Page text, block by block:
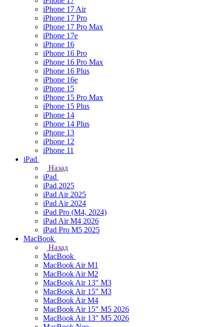
iPhone 17 Air
iPhone 17 Pro
iPhone 17 Pro Max
iPhone 17e
iPhone 16
iPhone 16 Pro
iPhone 16 Pro Max
iPhone 16 Plus
iPhone 16e
iPhone 15
iPhone 15 Pro Max
iPhone 15 Plus
iPhone 14
iPhone 14 Plus
iPhone 13
iPhone 12
iPhone 11
iPad
Назад
iPad
iPad 2025
iPad Air 2025
iPad Air 2024
iPad Pro (M4, 2024)
iPad Air M4 2026
iPad Pro M5 2025
MacBook
Назад
MacBook
MacBook Air M1
MacBook Air M2
MacBook Air 13" M3
MacBook Air 15" M3
MacBook Air M4
MacBook Air 15" М5 2026
MacBook Air 13" М5 2026